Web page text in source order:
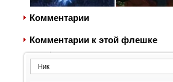
Комментарии
Комментарии к этой флешке